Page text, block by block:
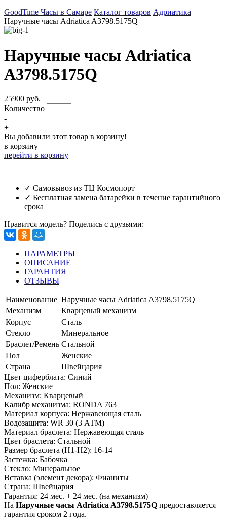
GoodTime Часы в Самаре Каталог товаров Адриатика
Наручные часы Adriatica A3798.5175Q
Наручные часы Adriatica
A3798.5175Q
25900 руб.
Количество
-
+
Вы добавили этот товар в корзину!
в корзину
перейти в корзину
✓ Самовывоз из ТЦ Космопорт
✓ Бесплатная замена батарейки в течение гарантийного
срока
Нравится модель? Поделись с друзьями:
ПАРАМЕТРЫ
ОПИСАНИЕ
ГАРАНТИЯ
ОТЗЫВЫ
Наименование Наручные часы Adriatica A3798.5175Q
Механизм
Кварцевый механизм
Корпус
Сталь
Стекло
Минеральное
Браслет/Ремень Стальной
Пол
Женские
Страна
Швейцария
Цвет циферблата: Синий
Пол: Женские
Механизм: Кварцевый
Калибр механизма: RONDA 763
Материал корпуса: Нержавеющая сталь
Водозащита: WR 30 (3 АТМ)
Материал браслета: Нержавеющая сталь
Цвет браслета: Стальной
Размер браслета (H1-H2): 16-14
Застежка: Бабочка
Стекло: Минеральное
Вставка (элемент декора): Фианиты
Страна: Швейцария
Гарантия: 24 мес. + 24 мес. (на механизм)
На Наручные часы Adriatica A3798.5175Q предоставляется
гарантия сроком 2 года.